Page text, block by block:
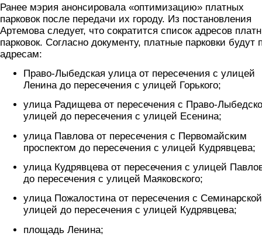
Ранее мэрия анонсировала «оптимизацию» платных
парковок после передачи их городу. Из постановления
Артемова следует, что сократится список адресов
парковок. Согласно документу, платные парковки будут
адресам:
Право-Лыбедская улица от пересечения с улицей
Ленина до пересечения с улицей Горького;
улица Радищева от пересечения с Право-
улицей до пересечения с улицей Есенина;
улица Павлова от пересечения с Первомайским
проспектом до пересечения с улицей Кудрявцева;
улица Кудрявцева от пересечения с улицей
до пересечения с улицей Маяковского;
улица Пожалостина от пересечения с Семинарской
улицей до пересечения с улицей Кудрявцева;
площадь Ленина;